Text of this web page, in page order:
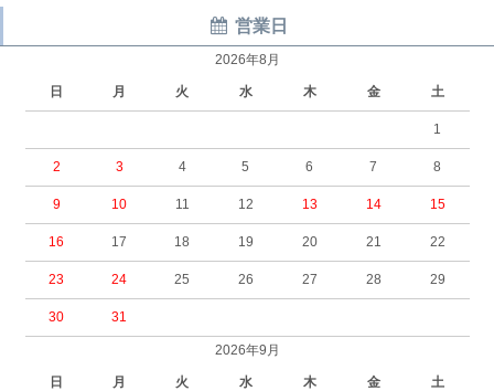
営業日
2026年8月
日 月 火 水 木 金 土
1
2 3 4 5 6 7 8
9 10 11 12 13 14 15
16 17 18 19 20 21 22
23 24 25 26 27 28 29
30 31
2026年9月
日 月 火 水 木 金 土